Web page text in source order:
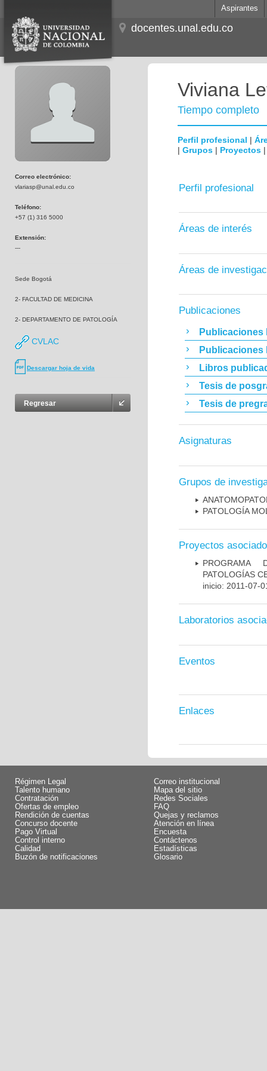
Aspirantes
docentes.unal.edu.co
Correo electrónico:
vlariasp@unal.edu.co
Teléfono:
+57 (1) 316 5000
Extensión:
---
Sede Bogotá
2- FACULTAD DE MEDICINA
2- DEPARTAMENTO DE PATOLOGÍA
CVLAC
Descargar hoja de vida
Regresar
Viviana
Tiempo completo
Perfil profesional |
| Grupos | Proyectos
Perfil profesional
Áreas de interés
Áreas de
Publicaciones
Publicaciones
Publicaciones
Libros
Tesis de
Tesis de
Asignaturas
Grupos de
PATOLOGÍA
Proyectos
PROGRAMA
PATOLOGÍAS
inicio: 2011-07-
Laboratorios
Eventos
Enlaces
Régimen Legal
Talento humano
Contratación
Ofertas de empleo
Rendición de cuentas
Concurso docente
Pago Virtual
Control interno
Calidad
Buzón de notificaciones
Correo institucional
Mapa del sitio
Redes Sociales
FAQ
Quejas y reclamos
Atención en línea
Encuesta
Contáctenos
Estadísticas
Glosario